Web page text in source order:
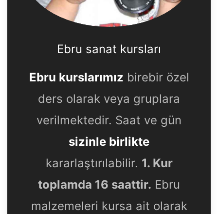
Ebru sanat kursları
Ebru kurslarımız birebir özel
ders olarak veya gruplara
verilmektedir. Saat ve gün
sizinle birlikte
kararlaştırılabilir. 1. Kur
toplamda 16 saattir. Ebru
malzemeleri kursa ait olarak